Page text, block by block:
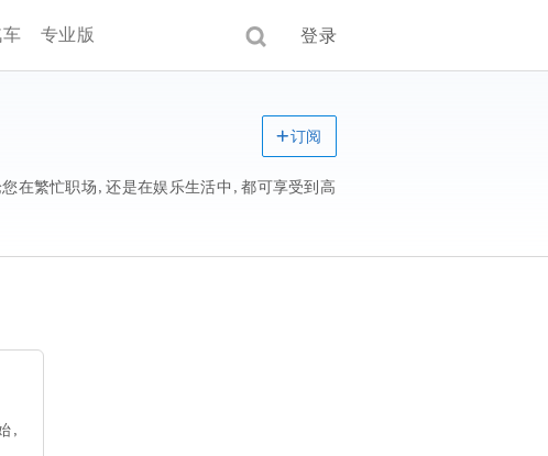
专业版 登录
在繁忙职场，还是在娱乐生活中，都可享受到高
订阅